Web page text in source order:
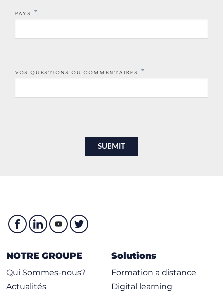
PAYS *
VOS QUESTIONS OU COMMENTAIRES *
NOTRE GROUPE
Qui Sommes-nous?
Actualités
Solutions
Formation a distance
Digital learning